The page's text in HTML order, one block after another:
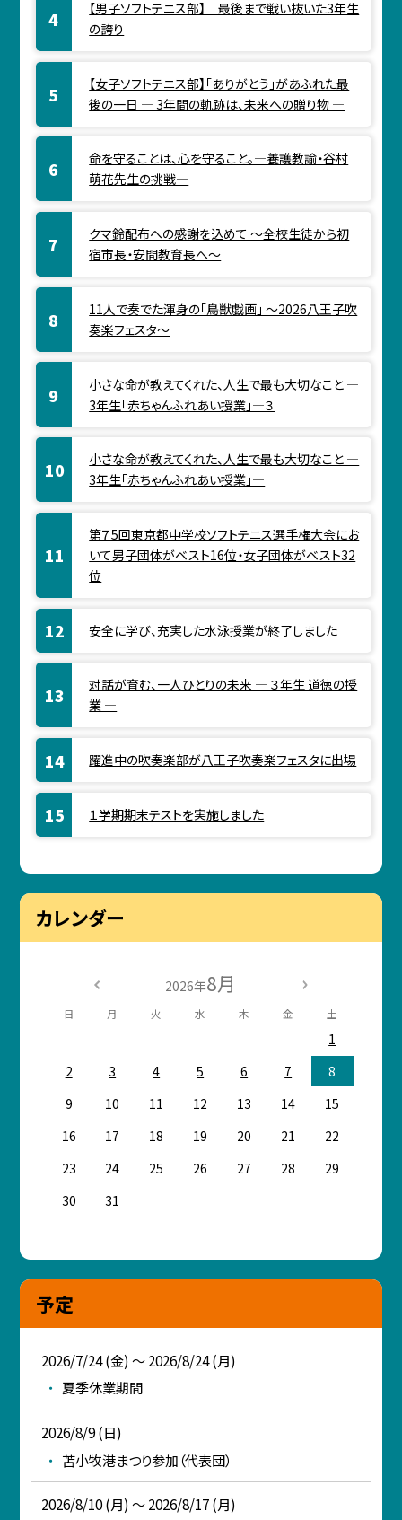
【男子ソフトテニス部】 最後まで戦い抜いた3年生
の誇り
【女子ソフトテニス部】「ありがとう」があふれた最
後の一日 ― 3年間の軌跡は、未来への贈り物 ―
命を守ることは、心を守ること。―養護教諭・谷村
萌花先生の挑戦―
クマ鈴配布への感謝を込めて ～全校生徒から初
宿市長・安間教育長へ～
11人で奏でた渾身の「鳥獣戯画」 ～2026八王子吹
奏楽フェスタ～
小さな命が教えてくれた、人生で最も大切なこと ―
3年生「赤ちゃんふれあい授業」―３
小さな命が教えてくれた、人生で最も大切なこと ―
3年生「赤ちゃんふれあい授業」―
第７5回東京都中学校ソフトテニス選手権大会にお
いて男子団体がベスト16位・女子団体がベスト32
位
安全に学び、充実した水泳授業が終了しました
対話が育む、一人ひとりの未来 ― ３年生 道徳の授
業 ―
躍進中の吹奏楽部が八王子吹奏楽フェスタに出場
１学期期末テストを実施しました
カレンダー
2026年8月
日 月 火 水 木 金 土
1
2
3 4 5 6 7
8
9
10 11 12 13 14
15
16
17 18 19 20 21
22
23
24 25 26 27 28
29
30
31
予定
2026/7/24 (金) ～ 2026/8/24 (月)
夏季休業期間
2026/8/9 (日)
苫小牧港まつり参加（代表団）
2026/8/10 (月) ～ 2026/8/17 (月)